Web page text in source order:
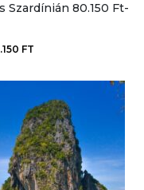
Szardínián 80.150 Ft-
FT